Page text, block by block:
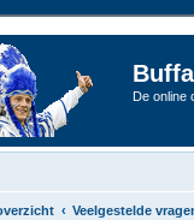
De online
Veelgestelde